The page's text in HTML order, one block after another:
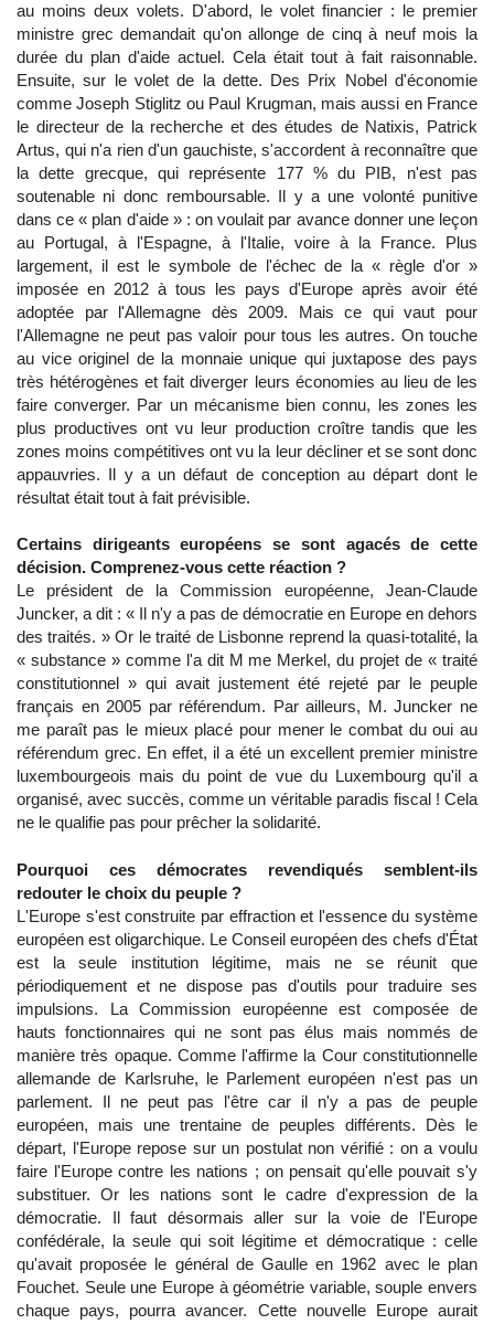
au moins deux volets. D'abord, le volet financier : le premier
ministre grec demandait qu'on allonge de cinq à neuf mois la
durée du plan d'aide actuel. Cela était tout à fait raisonnable.
Ensuite, sur le volet de la dette. Des Prix Nobel d'économie
comme Joseph Stiglitz ou Paul Krugman, mais aussi en France
le directeur de la recherche et des études de Natixis, Patrick
Artus, qui n'a rien d'un gauchiste, s'accordent à reconnaître que
la dette grecque, qui représente 177 % du PIB, n'est pas
soutenable ni donc remboursable. Il y a une volonté punitive
dans ce « plan d'aide » : on voulait par avance donner une leçon
au Portugal, à l'Espagne, à l'Italie, voire à la France. Plus
largement, il est le symbole de l'échec de la « règle d'or »
imposée en 2012 à tous les pays d'Europe après avoir été
adoptée par l'Allemagne dès 2009. Mais ce qui vaut pour
l'Allemagne ne peut pas valoir pour tous les autres. On touche
au vice originel de la monnaie unique qui juxtapose des pays
très hétérogènes et fait diverger leurs économies au lieu de les
faire converger. Par un mécanisme bien connu, les zones les
plus productives ont vu leur production croître tandis que les
zones moins compétitives ont vu la leur décliner et se sont donc
appauvries. Il y a un défaut de conception au départ dont le
résultat était tout à fait prévisible.
Certains dirigeants européens se sont agacés de cette
décision. Comprenez-vous cette réaction ?
Le président de la Commission européenne, Jean-Claude
Juncker, a dit : « Il n'y a pas de démocratie en Europe en dehors
des traités. » Or le traité de Lisbonne reprend la quasi-totalité, la
« substance » comme l'a dit M me Merkel, du projet de « traité
constitutionnel » qui avait justement été rejeté par le peuple
français en 2005 par référendum. Par ailleurs, M. Juncker ne
me paraît pas le mieux placé pour mener le combat du oui au
référendum grec. En effet, il a été un excellent premier ministre
luxembourgeois mais du point de vue du Luxembourg qu'il a
organisé, avec succès, comme un véritable paradis fiscal ! Cela
ne le qualifie pas pour prêcher la solidarité.
Pourquoi ces démocrates revendiqués semblent-ils
redouter le choix du peuple ?
L'Europe s'est construite par effraction et l'essence du système
européen est oligarchique. Le Conseil européen des chefs d'État
est la seule institution légitime, mais ne se réunit que
périodiquement et ne dispose pas d'outils pour traduire ses
impulsions. La Commission européenne est composée de
hauts fonctionnaires qui ne sont pas élus mais nommés de
manière très opaque. Comme l'affirme la Cour constitutionnelle
allemande de Karlsruhe, le Parlement européen n'est pas un
parlement. Il ne peut pas l'être car il n'y a pas de peuple
européen, mais une trentaine de peuples différents. Dès le
départ, l'Europe repose sur un postulat non vérifié : on a voulu
faire l'Europe contre les nations ; on pensait qu'elle pouvait s'y
substituer. Or les nations sont le cadre d'expression de la
démocratie. Il faut désormais aller sur la voie de l'Europe
confédérale, la seule qui soit légitime et démocratique : celle
qu'avait proposée le général de Gaulle en 1962 avec le plan
Fouchet. Seule une Europe à géométrie variable, souple envers
chaque pays, pourra avancer. Cette nouvelle Europe aurait